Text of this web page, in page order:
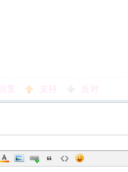
回复 支持 反对